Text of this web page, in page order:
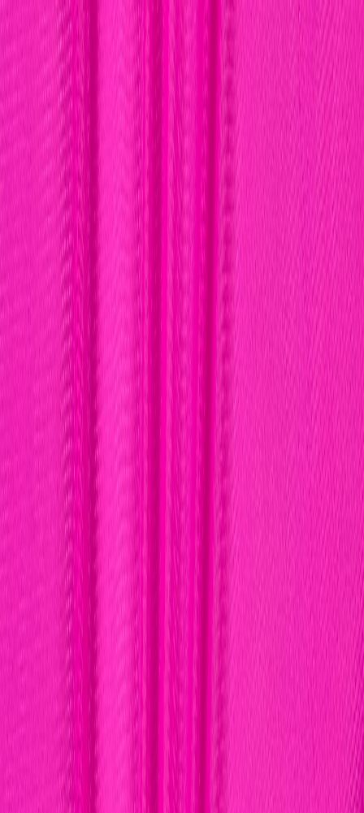
Бесплатная доставка от 7000 ₽
Заказы на сайте 24/7
Условия доставки
+7 (999) 086-68-66
МАТЕРИАЛЫ ДЛЯ БЕЛЬЯ И ШИТЬЯ
Избранное
Корзина
Каталог Доставка Оплата СкидкиВопросы и ответы Контакты
Каталог материалов для белья, кружев и фурнитуры.
Категории
Все товары
Каталог